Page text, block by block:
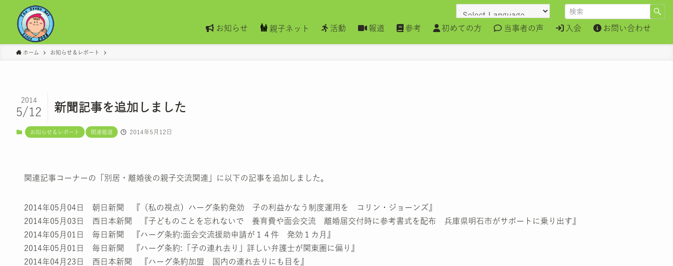
お知らせ 親子ネット 活動 報道 参考 初めての方 当事者の声 入会 お問い合わせ
ホーム お知らせ＆レポート
新聞記事を追加しました
2014
5/12
お知らせ＆レポート 関連報道 2014年5月12日
関連記事コーナーの「別居・離婚後の親子交流関連」に以下の記事を追加しました。
2014年05月04日 朝日新聞 『（私の視点）ハーグ条約発効 子の利益かなう制度運用を コリン・ジョーンズ』
2014年05月03日 西日本新聞 『子どものことを忘れないで 養育費や面会交流 離婚届交付時に参考書式を配布 兵庫県明石市がサポートに乗り出す』
2014年05月01日 毎日新聞 『ハーグ条約:面会交流援助申請が１４件 発効１カ月』
2014年05月01日 毎日新聞 『ハーグ条約:「子の連れ去り」詳しい弁護士が関東圏に偏り』
2014年04月23日 西日本新聞 『ハーグ条約加盟 国内の連れ去りにも目を』